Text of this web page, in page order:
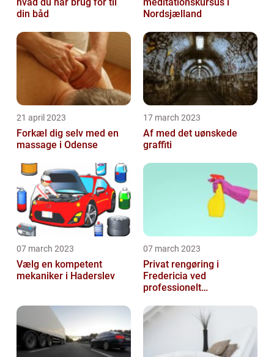
din båd
Nordsjælland
21 april 2023
Forkæl dig selv med en
massage i Odense
17 march 2023
Af med det uønskede
graffiti
07 march 2023
Vælg en kompetent
mekaniker i Haderslev
07 march 2023
Privat rengøring i
Fredericia ved
professionelt